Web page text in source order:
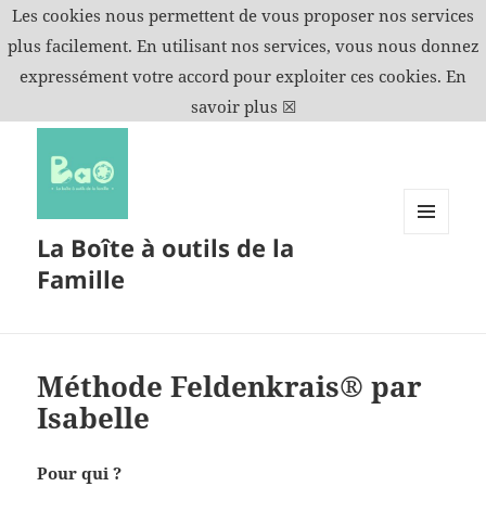
La Boîte à outils de la
Famille
Méthode Feldenkrais® par
Isabelle
Pour qui ?
Les cookies nous permettent de vous proposer nos services
plus facilement. En utilisant nos services, vous nous donnez
expressément votre accord pour exploiter ces cookies. En
savoir plus ☒